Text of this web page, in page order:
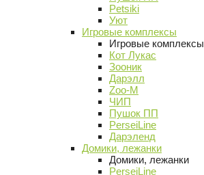
Petsiki
Уют
Игровые комплексы
Игровые комплексы
Кот Лукас
Зооник
Дарэлл
Zoo-M
ЧИП
Пушок ПП
PerseiLine
Дарэленд
Домики, лежанки
Домики, лежанки
PerseiLine